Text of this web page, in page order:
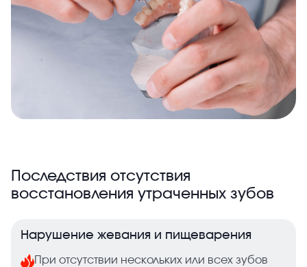
Последствия отсутствия
восстановления утраченных зубов
Нарушение жевания и пищеварения
При отсутствии нескольких или всех зубов